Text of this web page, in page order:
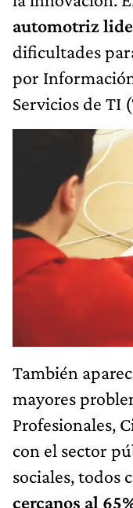
automotriz
dificultades
por
Servicios de TI
También
mayores
Profesionales,
con el sector
sociales, todos
cercanos al